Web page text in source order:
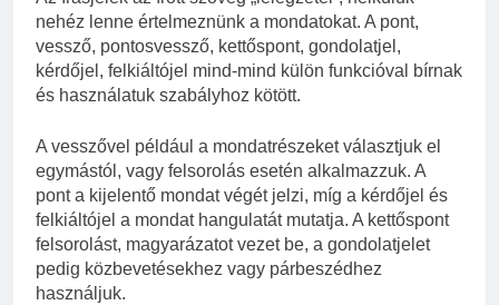
nehéz lenne értelmeznünk a mondatokat. A pont,
vessző, pontosvessző, kettőspont, gondolatjel,
kérdőjel, felkiáltójel mind-mind külön funkcióval bírnak
és használatuk szabályhoz kötött.
A vesszővel például a mondatrészeket választjuk el
egymástól, vagy felsorolás esetén alkalmazzuk. A
pont a kijelentő mondat végét jelzi, míg a kérdőjel és
felkiáltójel a mondat hangulatát mutatja. A kettőspont
felsorolást, magyarázatot vezet be, a gondolatjelet
pedig közbevetésekhez vagy párbeszédhez
használjuk.